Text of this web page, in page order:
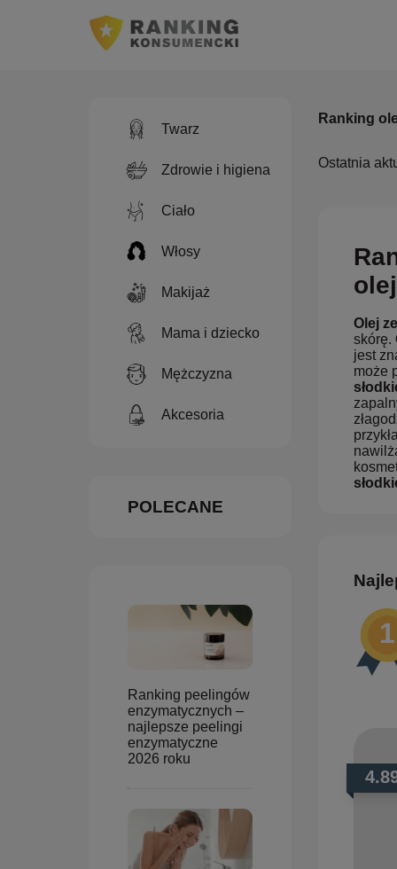
Twarz
Zdrowie i higiena
Ciało
Włosy
Makijaż
Mama i dziecko
Mężczyzna
Akcesoria
POLECANE
Ranking peelingów
enzymatycznych –
najlepsze peelingi
enzymatyczne
2026 roku
Ranking
Ostatnia
Olej
skórę.
jest
może